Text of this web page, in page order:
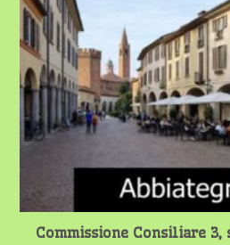
Commissione Consiliare 3,